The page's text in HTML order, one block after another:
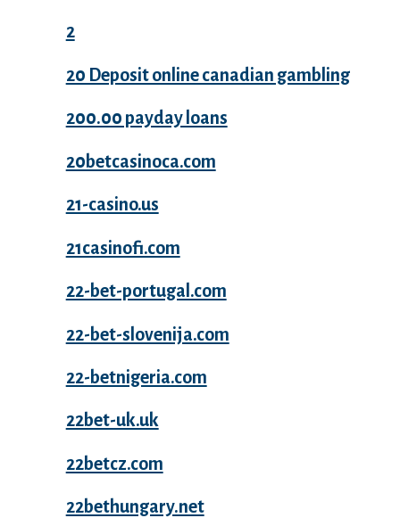
2
20 Deposit online canadian gambling
200.00 payday loans
20betcasinoca.com
21-casino.us
21casinofi.com
22-bet-portugal.com
22-bet-slovenija.com
22-betnigeria.com
22bet-uk.uk
22betcz.com
22bethungary.net